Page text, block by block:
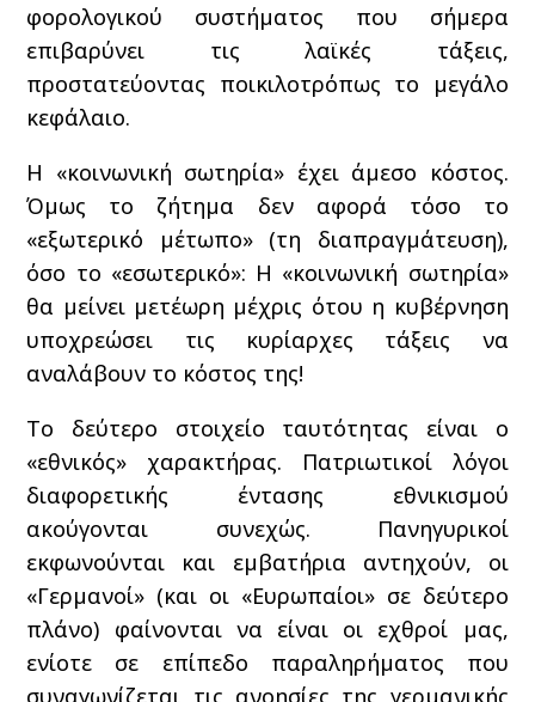
φορολογικού συστήματος που σήμερα
επιβαρύνει τις λαϊκές τάξεις,
προστατεύοντας ποικιλοτρόπως το μεγάλο
κεφάλαιο.
Η «κοινωνική σωτηρία» έχει άμεσο κόστος.
Όμως το ζήτημα δεν αφορά τόσο το
«εξωτερικό μέτωπο» (τη διαπραγμάτευση),
όσο το «εσωτερικό»: Η «κοινωνική σωτηρία»
θα μείνει μετέωρη μέχρις ότου η κυβέρνηση
υποχρεώσει τις κυρίαρχες τάξεις να
αναλάβουν το κόστος της!
Το δεύτερο στοιχείο ταυτότητας είναι ο
«εθνικός» χαρακτήρας. Πατριωτικοί λόγοι
διαφορετικής έντασης εθνικισμού
ακούγονται συνεχώς. Πανηγυρικοί
εκφωνούνται και εμβατήρια αντηχούν, οι
«Γερμανοί» (και οι «Ευρωπαίοι» σε δεύτερο
πλάνο) φαίνονται να είναι οι εχθροί μας,
ενίοτε σε επίπεδο παραληρήματος που
συναγωνίζεται τις ανοησίες της γερμανικής